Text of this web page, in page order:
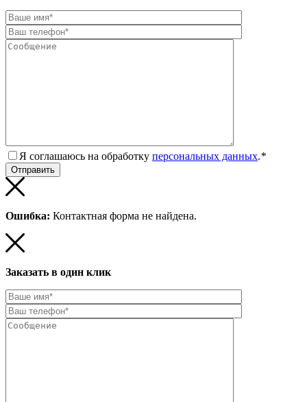
Я соглашаюсь на обработку персональных данных.*
Ошибка: Контактная форма не найдена.
Заказать в один клик